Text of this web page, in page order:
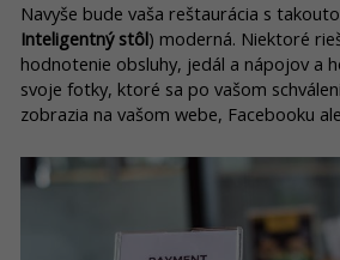
Navyše bude vaša reštaurácia s
Inteligentný stôl) moderná. Niektoré
hodnotenie obsluhy, jedál a nápojov a
svoje fotky, ktoré sa po vašom
zobrazia na vašom webe, Facebooku